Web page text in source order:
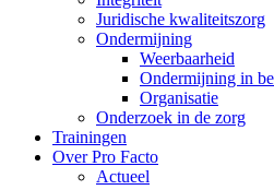
Juridische kwaliteitszorg
Ondermijning
Weerbaarheid
Ondermijning in
Organisatie
Onderzoek in de zorg
Trainingen
Over Pro Facto
Actueel